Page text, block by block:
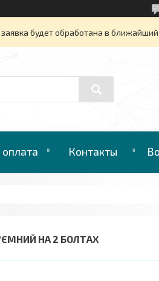
будет обработана в
Контакты
НА 2 БОЛТАХ